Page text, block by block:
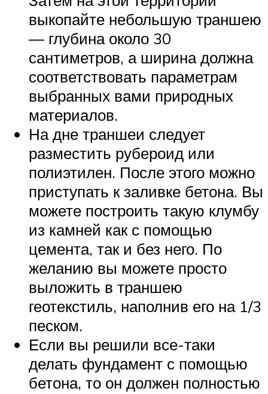
выкопайте небольшую траншею
— глубина около 30
сантиметров, а ширина должна
соответствовать параметрам
выбранных вами природных
материалов.
На дне траншеи следует
разместить рубероид или
полиэтилен. После этого можно
приступать к заливке бетона. Вы
можете построить такую клумбу
из камней как с помощью
цемента, так и без него. По
желанию вы можете просто
выложить в траншею
геотекстиль, наполнив его на 1/3
песком.
Если вы решили все-таки
делать фундамент с помощью
бетона, то он должен полностью